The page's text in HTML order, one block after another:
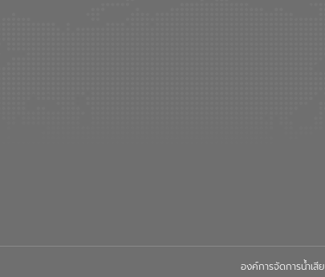
องค์การจัดการน้ำเสีย